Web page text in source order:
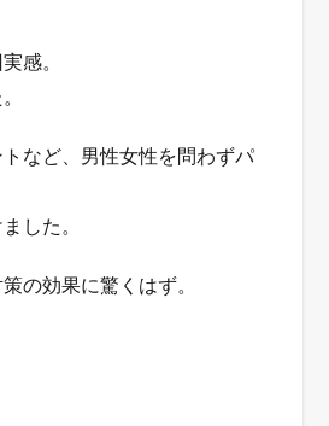
感。
など、男性女性を問わずパ
した。
の効果に驚くはず。